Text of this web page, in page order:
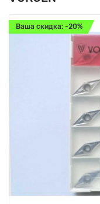
Ваша скидка: -20%